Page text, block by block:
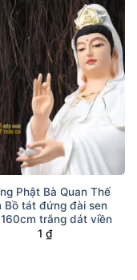
Phật Bà Quan Thế
Bồ tát đứng đài sen
trắng dát viền
1 ₫